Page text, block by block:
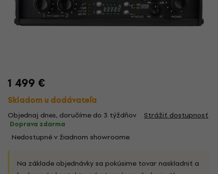
1 499 €
Skladom u dodávateľa
Objednaj dnes, doručíme do 3 týždňov Strážiť dostupnosť
Doprava zdarma
Nedostupné v žiadnom showroome
Na základe objednávky sa pokúsime tovar naskladniť a